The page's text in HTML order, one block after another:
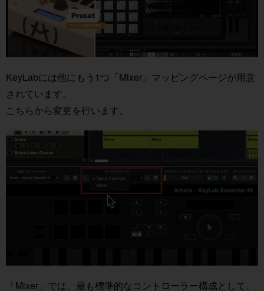
KeyLabには他にもう1つ「Mixer」マッピングページが用意
されています。
こちらから変更を行います。
「Mixer」では、最も標準的なコントローラー構成として、